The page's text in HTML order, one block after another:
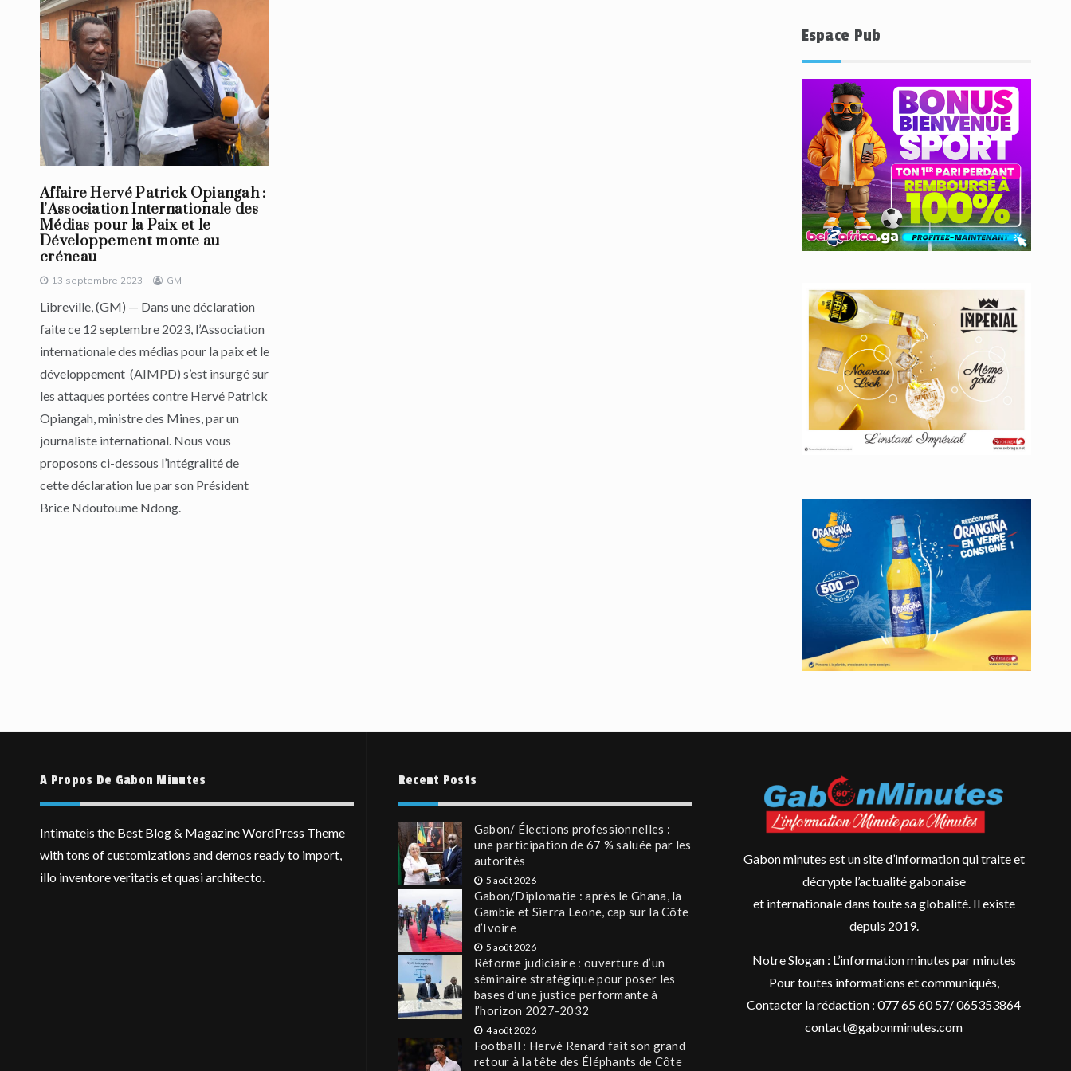
Affaire Hervé Patrick Opiangah :
l’Association Internationale des
Médias pour la Paix et le
Développement monte au
créneau
13 septembre 2023 GM
Libreville, (GM) — Dans une déclaration
faite ce 12 septembre 2023, l’Association
internationale des médias pour la paix et le
développement (AIMPD) s’est insurgé sur
les attaques portées contre Hervé Patrick
Opiangah, ministre des Mines, par un
journaliste international. Nous vous
proposons ci-dessous l’intégralité de
cette déclaration lue par son Président
Brice Ndoutoume Ndong.
Espace Pub
A Propos De Gabon Minutes
Intimateis the Best Blog & Magazine WordPress Theme
with tons of customizations and demos ready to import,
illo inventore veritatis et quasi architecto.
Recent Posts
Gabon/ Élections professionnelles :
une participation de 67 % saluée par les
autorités
5 août 2026
Gabon/Diplomatie : après le Ghana, la
Gambie et Sierra Leone, cap sur la Côte
d’Ivoire
5 août 2026
Réforme judiciaire : ouverture d’un
séminaire stratégique pour poser les
bases d’une justice performante à
l’horizon 2027-2032
4 août 2026
Football : Hervé Renard fait son grand
retour à la tête des Éléphants de Côte
Gabon minutes est un site d’information qui traite et
décrypte l’actualité gabonaise
et internationale dans toute sa globalité. Il existe
depuis 2019.
Notre Slogan : L’information minutes par minutes
Pour toutes informations et communiqués,
Contacter la rédaction : 077 65 60 57/ 065353864
contact@gabonminutes.com